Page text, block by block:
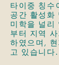
타이중 칭수
공간 활성화
미학을 널리
부터 지역
하였으며,
고 있습니다.